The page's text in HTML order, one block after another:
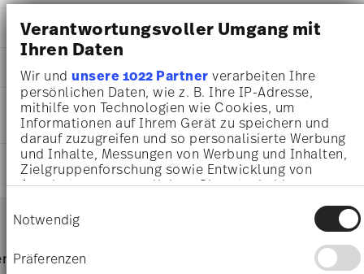
Verantwortungsvoller Umgang mit
Ihren Daten
Wir undunsere 1022 Partner verarbeiten Ihre
persönlichen Daten, wie z. B. Ihre IP-Adresse,
mithilfe von Technologien wie Cookies, um
Informationen auf Ihrem Gerät zu speichern und
darauf zuzugreifen und so personalisierte Werbung
und Inhalte, Messungen von Werbung und Inhalten,
Zielgruppenforschung sowie Entwicklung von
Angeboten zu ermöglichen. Sie entscheiden
Sie können Ihre Einwilligung jederzeit über die
Cookie-Erklärung oder durch Klicken auf das
Privacy Trigger Symbol ändern oder widerrufen
Notwendig
Präferenzen
DETAILS
Swarovski x Rosenthal
Swarovski IDYLLIA
Swarovski IDYLLIA
Porzellan
10570-426400-13319
9009657355229
DE
2025
MA
19,30 cm
19,30 cm
19,30 cm
8,30 cm
1.75 l
929 gr
PFLEGE- UND
SICHERHEITSINFORMATIONEN
Für Spülmaschine geeignet Lebensmittelkontakt sicher
LIEFERUNG UND RÜCKSENDUNG
Lieferzeiten & Versand
Footer